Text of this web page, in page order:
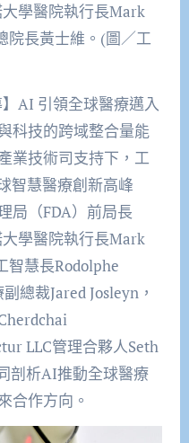
學醫院執行長Mark
院長黃士維。(圖／工
AI 引領全球醫療邁入
科技的跨域整合量能
業技術司支持下，工
智慧醫療創新高峰
局（FDA）前局長
學醫院執行長Mark
智慧長Rodolphe
總裁Jared Josleyn，
LLC管理合夥人Seth
剖析AI推動全球醫療
合作方向。